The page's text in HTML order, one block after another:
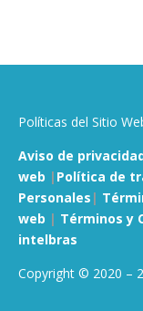
Políticas del Sitio
Aviso de
web | Política de
Personales |
web | Términos y
intelbras
Copyright © 2020 –